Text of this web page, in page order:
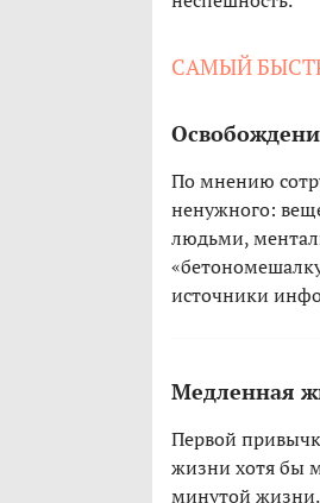
САМЫЙ
По мнению
ненужного:
людьми,
источники
Медленная
Первой
жизни хотя бы
минутой жизни.